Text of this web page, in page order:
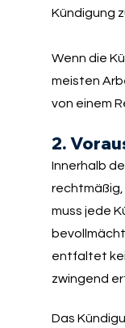
Kündigung
Wenn die
meisten
von einem
2.
Innerhalb
rechtmäßig,
muss jede
entfaltet
zwingend
Das